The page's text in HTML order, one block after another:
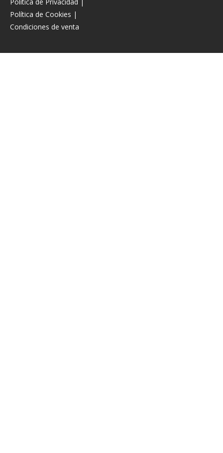
Política de Cookies |
Condiciones de venta